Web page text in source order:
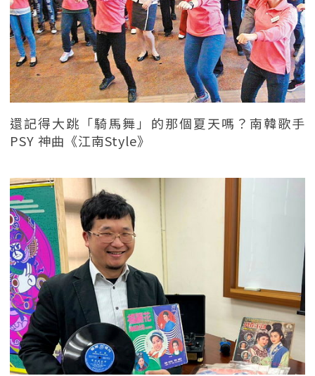
還記得大跳「騎馬舞」的那個夏天嗎？南韓歌手
PSY 神曲《江南Style》